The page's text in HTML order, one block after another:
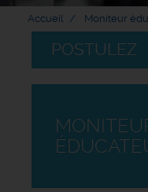
Accueil Moniteur
POSTULEZ